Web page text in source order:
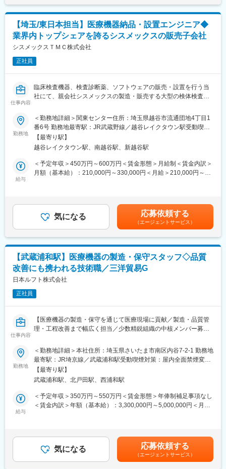
■ポジションの特徴
本ポジションは、埼玉拠点に戻ってきたポンプの修理・整備を行
う、工場内作業メインの修理エンジニア職です。
出張頻度は月1回程度、残業も月10時間程度と少なめで、安定し
た働き方が可能です。
一方で、扱う製品は産業分野やインフラを支える重要な機械であ
変更の範囲：会社の定める業務
試験委託および結果評価
業務範囲はご経験やスキルを考慮し決定します。
■採用背景
取扱製品の拡大とグローバル取引の進展により、品質保証機能の
強化が必要となっています。将来のマネジメントを見据え、体制
づくりを主導できる人材を求めています。
■扱うサービス
医療機器の品質保証業務全般に携わり、製品の信頼性や安全性を
■組織構成
配属先は品質保証部品質保証課。部門間連携を重視し、課長候補
としてマネジメントも期待されます。
■業務の魅力
人命や身体を守る医療機器製品に携わり、社会貢献性が高いこと
研修支援制度やOJTで、医療機器業界未経験の方でもキャッチア
ップ可能な環境を整えています。
■想定されるキャリアパス
課長候補としての経験を通じて、将来的には部門全体のマネジメ
ントや品質保証体制の構築など、より責任あるポジションへキャ
リアアップが可能です。
■企業の特徴/魅力
量産、OEM/ODMまで幅広く挑戦可能です。医療現場に貢献する
やりがいと、少数精鋭で技術力を磨ける環境です。
変更の範囲：会社の定める業務
しも比例しません。賃金はあくまでも目安の金額であり、選考を
通じて上下する可能性があります。月給(月額)は固定手当を含めた
表記です。
【埼玉/東日本担当】医療機器納品・設置エンジニア◆
業界内トップシェアを誇るシスメックスの販売子会社
シスメックスＴＭＣ株式会社
正社員
仕事内容
臨床検査機器、検査診断薬、ソフトウェアの販売・設置を行う当
社にて、親会社シスメックスの製造・販売する大型の検体検査装
■業務の特徴：
シスメックス各支店・営業所メンバーと協働します。継続的にリ
リースされる新製品の納入に携わり、最先端の製品をお客様に届
けるという重要な業務です。納入時は1日～数日間お客様先に訪問
する形になりますが、メンテナンスではないため事前にスケジュ
ールを組み調整することが可能です。
【担当エリア】静岡県以東
【出張の頻度】主に直行直帰にて1週間に1回程度（目安は数日
【土日出勤】納品先要望によっては、月1～3回程度土日出勤にな
ることもありますが、その際は代休取得で対応します。また夜遅
くまで業務になる場合は、翌日の出勤時間を遅らせるといった時
差制度も取り入れています。急な呼び出しなどはございません。
【組織構成】センター長1名、係長１名、社員7名、パート・派遣
２名 （30～50代）
【入社後のフロー】半年～1年間は先輩社員の同行と機器の技術研
り順次施設へ据え付け業務を実施して頂きます。その後、同様に
大学病院などで採用されている大型システム機器・手術支援ロボ
ット機器の研修を受けて頂き認定試験合格後、同機器の据え付け
業務実施頂きます。
■研修：
変更の範囲：会社の定める業務
勤務地
＜勤務地詳細＞関東センター住所：埼玉県越谷市流通団地4丁目1
番6号 勤務地最寄駅：JR武蔵野線／越谷レイクタウン駅受動喫煙
対策：屋内全面禁煙変更の範囲：会社の定める事業所
【最寄り駅】
越谷レイクタウン駅、南越谷駅、新越谷駅
給与
＜予定年収＞450万円～600万円＜賃金形態＞月給制＜賃金内訳＞
月額（基本給）：210,000円～330,000円＜月給＞210,000円～
す。月給(月額)は固定手当を含めた表記です。
気になる 応募依頼する
（エージェントサービス）
【武蔵浦和駅】医療機器の製造・保守スタッフ◇品質
改善にも携われる技術職／三洋貿易G
日本ルフト株式会社
正社員
仕事内容
【医療機器の製造・保守を通じて医療現場に貢献／製造・品質管
理・工程改善まで幅広く担当／少数精鋭組織の中核メンバー募集
■求人ポイント：
・医療現場を支える社会貢献性の高い仕事
医療機器の製造・組立・保守を通じて、患者様の生活や医療現場
を支えるやりがいの大きなポジションです。社会に役立つ製品づ
くりに携わることができます。
・製造から保守・品質改善まで幅広いスキルが身につく
・働きやすい環境で長期的なキャリア形成が可能
月平均残業5時間程度、完全週休2日制（土日祝）とワークライフ
バランスを重視できる環境です。また、少数精鋭の組織のため、
勤務地
＜勤務地詳細＞本社住所：埼玉県さいたま市南区内谷7-2-1 勤務地
最寄駅：JR埼京線／武蔵浦和駅受動喫煙対策：屋内全面禁煙変更
の範囲：会社の定める事業所
【最寄り駅】
武蔵浦和駅、北戸田駅、西浦和駅
給与
＜予定年収＞350万円～550万円＜賃金形態＞年俸制補足事項なし
＜賃金内訳＞年額（基本給）：3,300,000円～5,000,000円＜月額
も目安の金額であり、選考を通じて上下する可能性があります。
月給(月額)は固定手当を含めた表記です。
気になる 応募依頼する
（エージェントサービス）